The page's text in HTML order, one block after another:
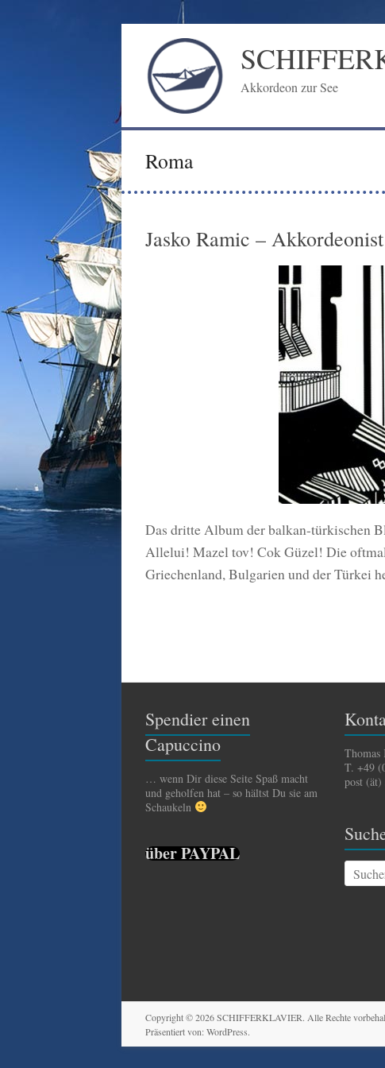
springen
Akkordeon zur See
Roma
Jasko Ramic –
Das dritte Album der balkan-türkischen
Allelui! Mazel tov! Cok Güzel! Die
Griechenland, Bulgarien und der Türkei
Spendier einen
Capuccino
… wenn Dir diese Seite Spaß macht
und geholfen hat – so hältst Du sie am
Schaukeln
über PAYPAL
Thomas
T. +49
post (ät)
Copyright © 2026SCHIFFERKLAVIER. Alle Rechte
Präsentiert von:WordPress.